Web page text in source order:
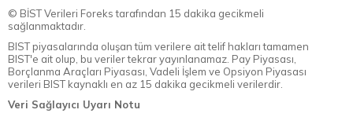
© BİST Verileri Foreks tarafından 15 dakika gecikmeli
sağlanmaktadır.
BIST piyasalarında oluşan tüm verilere ait telif hakları tamamen
BIST'e ait olup, bu veriler tekrar yayınlanamaz. Pay Piyasası,
Borçlanma Araçları Piyasası, Vadeli İşlem ve Opsiyon Piyasası
verileri BIST kaynaklı en az 15 dakika gecikmeli verilerdir.
Veri Sağlayıcı Uyarı Notu